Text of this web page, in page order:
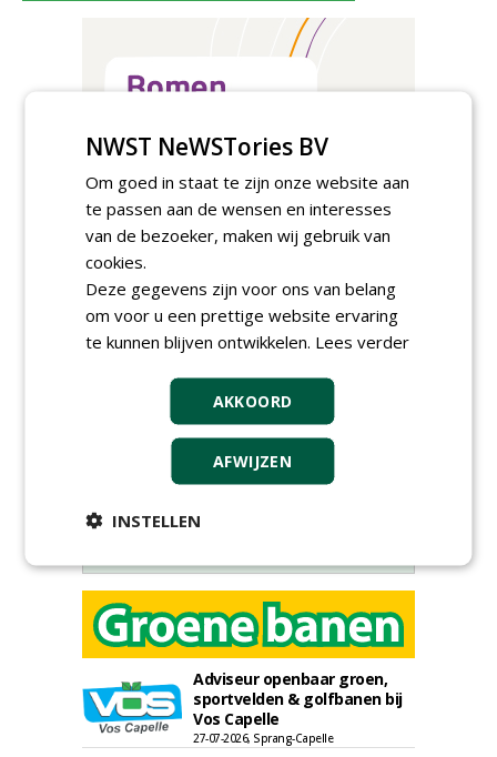
Meld je aan voor onze digitale
nieuwsbrief.
Adviseur openbaar groen,
sportvelden & golfbanen bij
Vos Capelle
27-07-2026, Sprang-Capelle
NWST NeWSTories BV
Om goed in staat te zijn onze website aan
te passen aan de wensen en interesses
van de bezoeker, maken wij gebruik van
cookies.
Deze gegevens zijn voor ons van belang
om voor u een prettige website ervaring
te kunnen blijven ontwikkelen. Lees verder
AKKOORD
AFWIJZEN
INSTELLEN